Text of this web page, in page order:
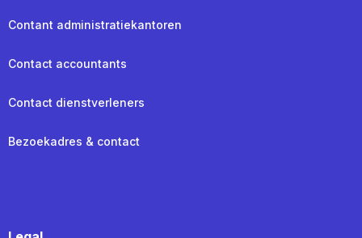
Contant administratiekantoren
Contact accountants
Contact dienstverleners
Bezoekadres & contact